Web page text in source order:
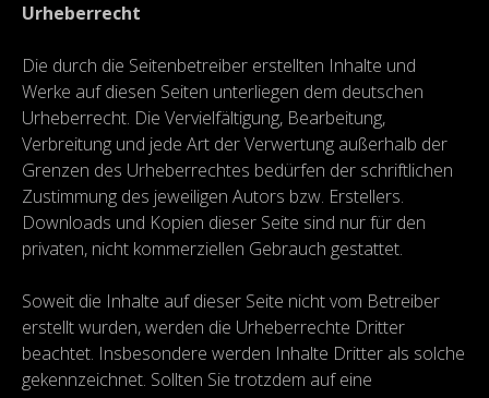
Urheberrecht
Die durch die Seitenbetreiber erstellten Inhalte und
Werke auf diesen Seiten unterliegen dem deutschen
Urheberrecht. Die Vervielfältigung, Bearbeitung,
Verbreitung und jede Art der Verwertung außerhalb der
Grenzen des Urheberrechtes bedürfen der schriftlichen
Zustimmung des jeweiligen Autors bzw. Erstellers.
Downloads und Kopien dieser Seite sind nur für den
privaten, nicht kommerziellen Gebrauch gestattet.
Soweit die Inhalte auf dieser Seite nicht vom Betreiber
erstellt wurden, werden die Urheberrechte Dritter
beachtet. Insbesondere werden Inhalte Dritter als solche
gekennzeichnet. Sollten Sie trotzdem auf eine